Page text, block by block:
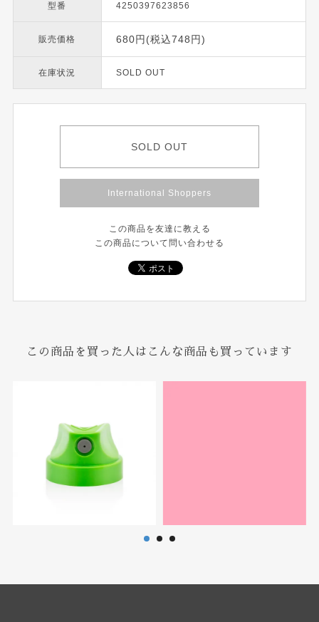
型番 4250397623856
販売価格 680円(税込748円)
在庫状況 SOLD OUT
SOLD OUT
International Shoppers
この商品を友達に教える
この商品について問い合わせる
この商品を買った人はこんな商品も買っています